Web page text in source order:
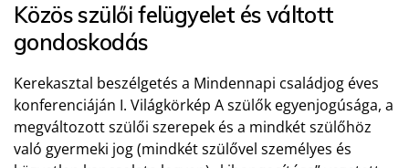
Közös szülői felügyelet és váltott
gondoskodás
Kerekasztal beszélgetés a Mindennapi családjog éves
konferenciáján I. Világkörkép A szülők egyenjogúsága, a
megváltozott szülői szerepek és a mindkét szülőhöz
való gyermeki jog (mindkét szülővel személyes és